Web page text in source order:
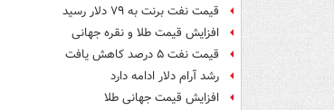
قیمت نفت برنت به ۷۹ دلار رسید
افزایش قیمت طلا و نقره جهانی
قیمت نفت ۵ درصد کاهش یافت
رشد آرام دلار ادامه دارد
افزایش قیمت جهانی طلا